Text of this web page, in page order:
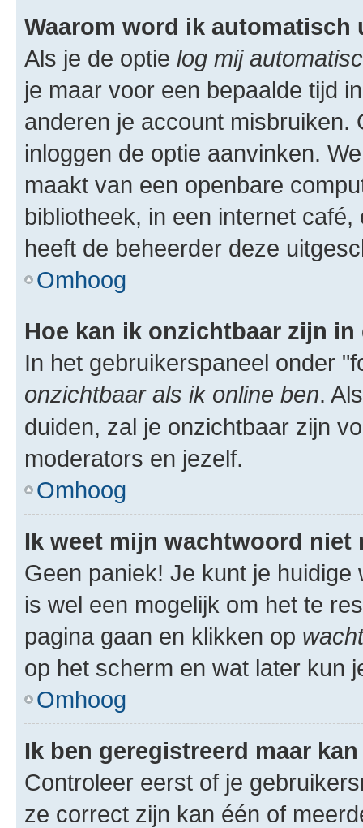
Waarom word ik automatisch
Als je de optie log mij
je maar voor een bepaalde tijd
anderen je account misbruiken.
inloggen de optie aanvinken.
maakt van een openbare
bibliotheek, in een internet
heeft de beheerder deze
Omhoog
Hoe kan ik onzichtbaar zijn
In het gebruikerspaneel onder
onzichtbaar als ik online ben.
duiden, zal je onzichtbaar zijn
moderators en jezelf.
Omhoog
Ik weet mijn wachtwoord niet
Geen paniek! Je kunt je
is wel een mogelijk om het te
pagina gaan en klikken op
op het scherm en wat later kun
Omhoog
Ik ben geregistreerd maar
Controleer eerst of je
ze correct zijn kan één of